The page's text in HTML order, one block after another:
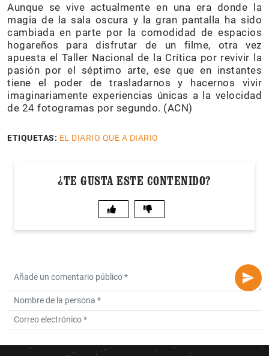
Aunque se vive actualmente en una era donde la
magia de la sala oscura y la gran pantalla ha sido
cambiada en parte por la comodidad de espacios
hogareños para disfrutar de un filme, otra vez
apuesta el Taller Nacional de la Crítica por revivir la
pasión por el séptimo arte, ese que en instantes
tiene el poder de trasladarnos y hacernos vivir
imaginariamente experiencias únicas a la velocidad
de 24 fotogramas por segundo. (ACN)
ETIQUETAS: EL DIARIO QUE A DIARIO
¿TE GUSTA ESTE CONTENIDO?